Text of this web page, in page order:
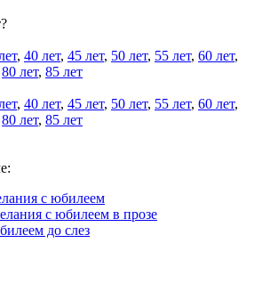
, 40 лет, 45 лет, 50 лет, 55 лет, 60 лет,
80 лет, 85 лет
, 40 лет, 45 лет, 50 лет, 55 лет, 60 лет,
80 лет, 85 лет
с юбилеем
с юбилеем в прозе
до слез